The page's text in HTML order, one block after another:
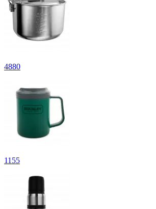
4880
1155